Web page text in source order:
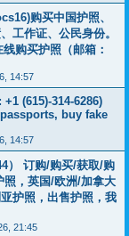
购买中国护照、
工作证、公民身份。
线购买护照（邮箱：
14:57
(615)-314-6286)
buy fake
14:57
） 订购/购买/获取/购
照，英国/欧洲/加拿大
护照，出售护照，我
21:45